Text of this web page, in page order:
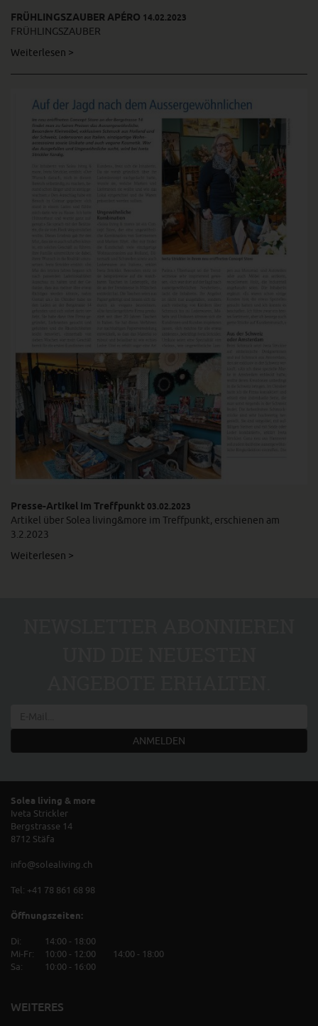
FRÜHLINGSZAUBER APÉRO 14.02.2023
FRÜHLINGSZAUBER
Weiterlesen >
Presse-Artikel im Treffpunkt 03.02.2023
Artikel über Solea living&more im Treffpunkt, erschienen am
3.2.2023
Weiterlesen >
ANMELDEN
Solea living & more
Iveta Strickler
Bergstrasse 14
8712 Stäfa
info@solealiving.ch
Tel: +41 78 861 68 98
Öffnungszeiten:
Di:
14:00 - 18:00
Mi-Fr:
	10:
00 - 12:00
14:00 - 18:00
Sa:
10:00 - 16:00
WEITERES